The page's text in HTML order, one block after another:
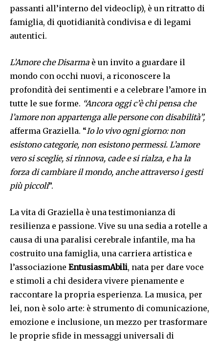
passanti all’interno del videoclip), è un ritratto di
famiglia, di quotidianità condivisa e di legami
autentici.
L’Amore che Disarma è un invito a guardare il
mondo con occhi nuovi, a riconoscere la
profondità dei sentimenti e a celebrare l’amore in
tutte le sue forme. “Ancora oggi c’è chi pensa che
l’amore non appartenga alle persone con disabilità”,
afferma Graziella. “Io lo vivo ogni giorno: non
esistono categorie, non esistono permessi. L’amore
vero si sceglie, si rinnova, cade e si rialza, e ha la
forza di cambiare il mondo, anche attraverso i gesti
più piccoli”.
La vita di Graziella è una testimonianza di
resilienza e passione. Vive su una sedia a rotelle a
causa di una paralisi cerebrale infantile, ma ha
costruito una famiglia, una carriera artistica e
l’associazione EntusiasmAbili, nata per dare voce
e stimoli a chi desidera vivere pienamente e
raccontare la propria esperienza. La musica, per
lei, non è solo arte: è strumento di comunicazione,
emozione e inclusione, un mezzo per trasformare
le proprie sfide in messaggi universali di